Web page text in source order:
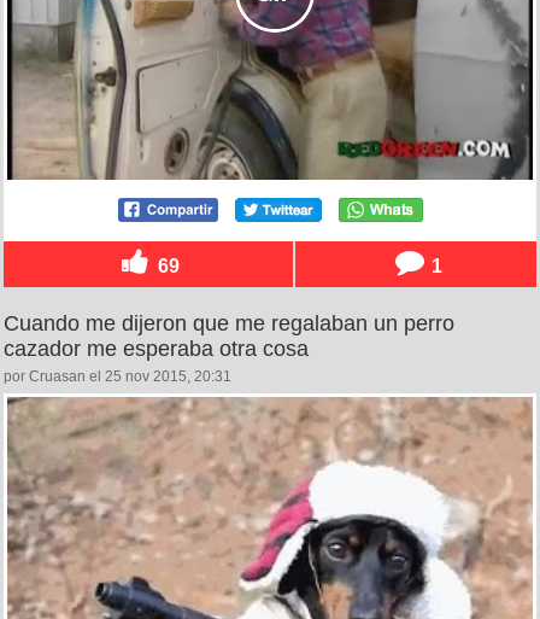
69 1
Cuando me dijeron que me regalaban un perro
cazador me esperaba otra cosa
por Cruasan el 25 nov 2015, 20:31